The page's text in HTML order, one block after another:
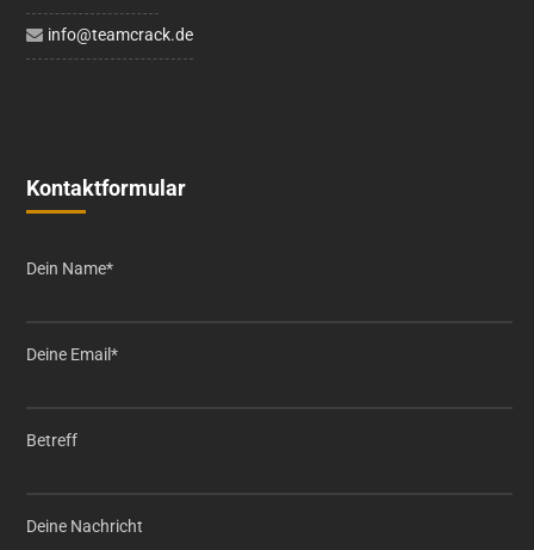
info@teamcrack.de
Kontaktformular
Dein Name*
Deine Email*
Betreff
Deine Nachricht